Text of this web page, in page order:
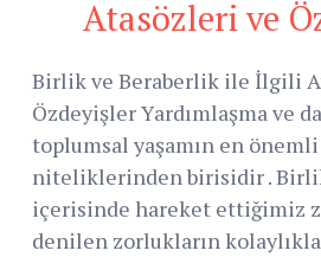
Atasözleri ve
Birlik ve Beraberlik ile İlgili
Özdeyişler Yardımlaşma ve
toplumsal yaşamın en
niteliklerinden birisidir .
içerisinde hareket ettiğimiz
denilen zorlukların